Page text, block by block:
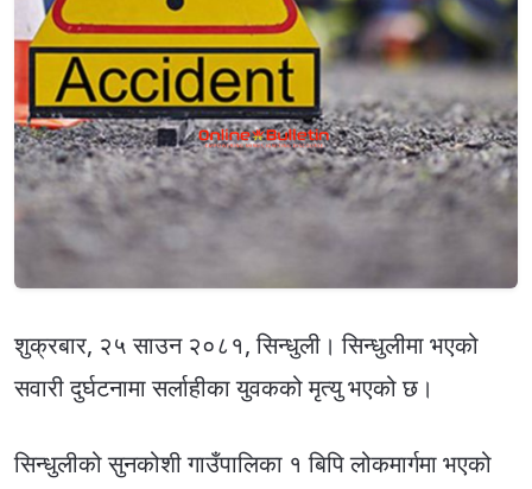
शुक्रबार, २५ साउन २०८१, सिन्धुली। सिन्धुलीमा भएको
सवारी दुर्घटनामा सर्लाहीका युवकको मृत्यु भएको छ।
सिन्धुलीको सुनकोशी गाउँपालिका १ बिपि लोकमार्गमा भएको